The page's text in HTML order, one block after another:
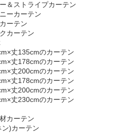
＆ストライプカーテン
ーカーテン
ーテン
カーテン
丈135cmのカーテン
丈178cmのカーテン
丈200cmのカーテン
丈178cmのカーテン
丈200cmのカーテン
丈230cmのカーテン
カーテン
ン)カーテン